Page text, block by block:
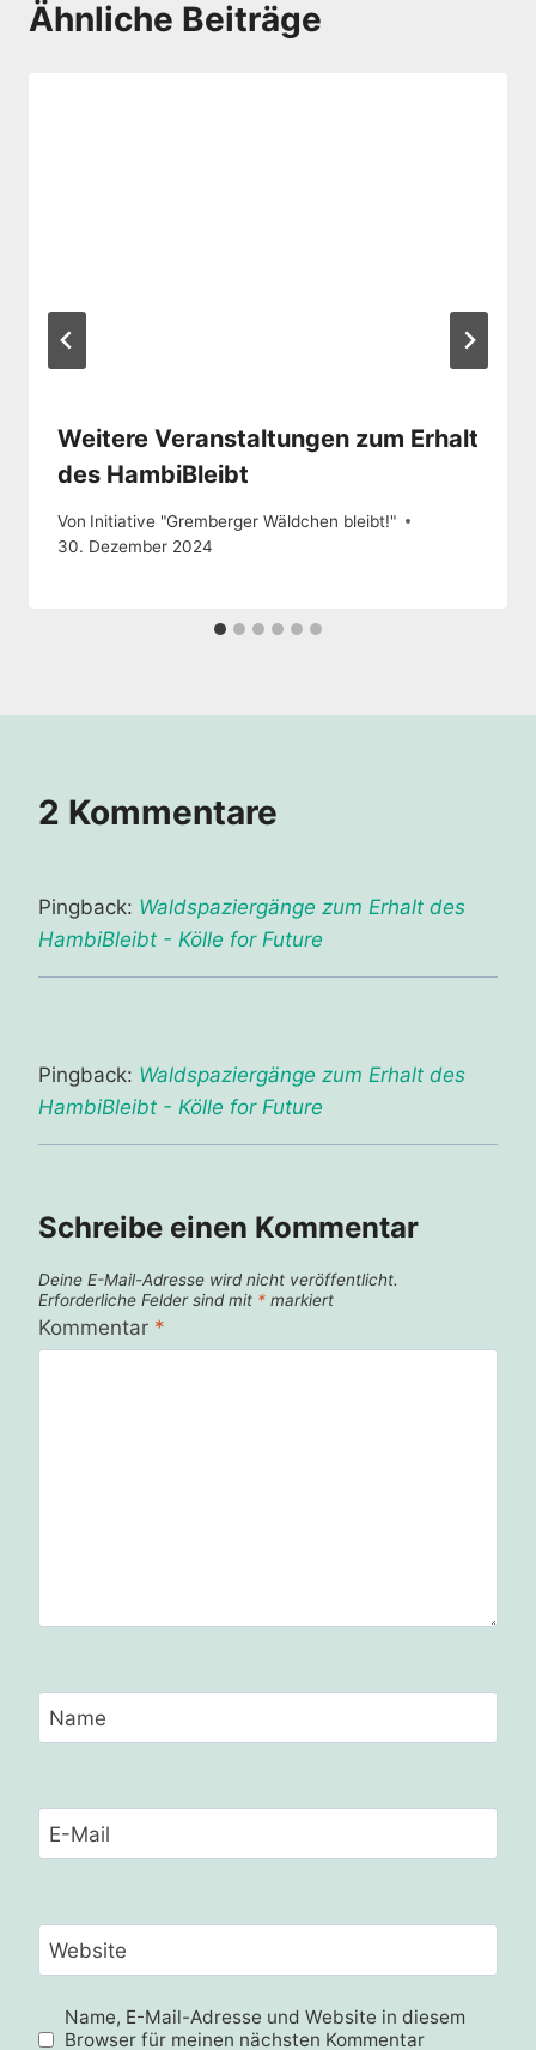
Ähnliche Beiträge
Weitere Veranstaltungen zum Erhalt
des HambiBleibt
Von Initiative "Gremberger Wäldchen bleibt!"
30. Dezember 2024
2 Kommentare
Pingback: Waldspaziergänge zum Erhalt des
HambiBleibt - Kölle for Future
Pingback: Waldspaziergänge zum Erhalt des
HambiBleibt - Kölle for Future
Schreibe einen Kommentar
Deine E-Mail-Adresse wird nicht veröffentlicht.
Erforderliche Felder sind mit * markiert
Kommentar *
Name
E-Mail
Website
Name, E-Mail-Adresse und Website in diesem
Browser für meinen nächsten Kommentar